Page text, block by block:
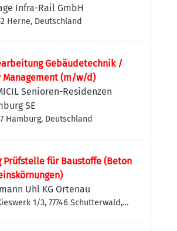
Infra-Rail GmbH
Herne, Deutschland
Gebäudetechnik /
Management (m/w/d)
Senioren-Residenzen
SE
Hamburg, Deutschland
Prüfstelle für Baustoffe (Beton
Uhl KG Ortenau
1/3, 77746 Schutterwald,